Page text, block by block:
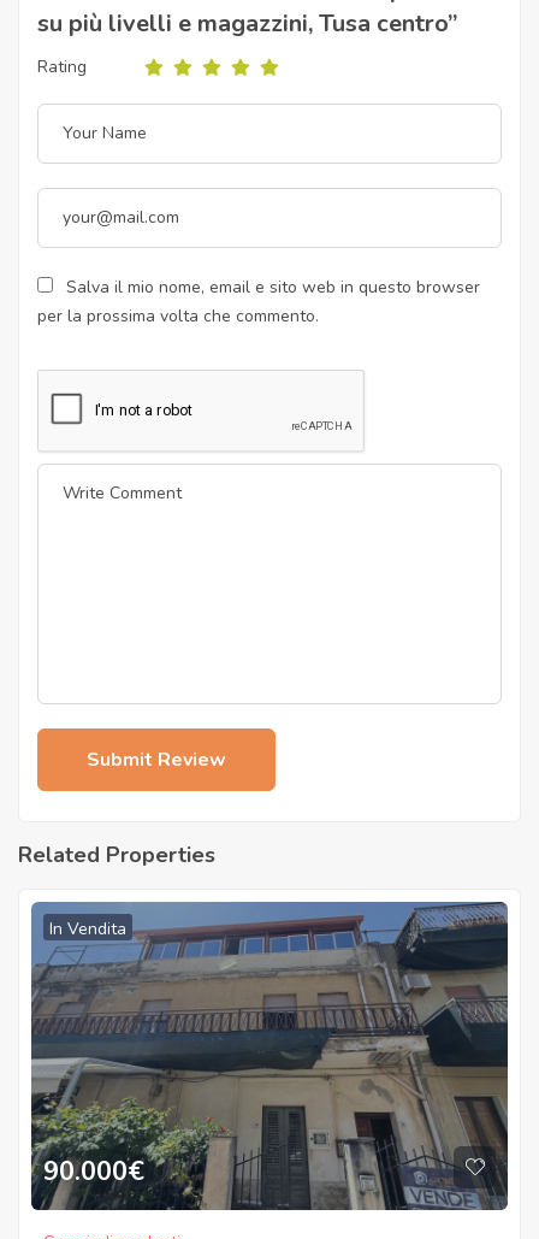
su più livelli e magazzini, Tusa centro”
Rating
Salva il mio nome, email e sito web in questo browser
per la prossima volta che commento.
Related Properties
In Vendita
90.000€